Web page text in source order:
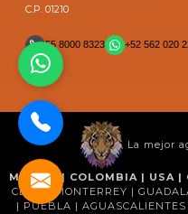
C.P. 01210
55 8000 8323 +52 562 020
La mejor
MÉXICO | COLOMBIA | USA |
CDMX | MONTERREY |
| PUEBLA |